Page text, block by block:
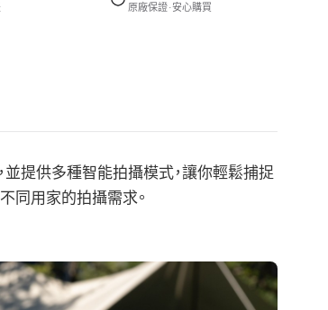
原廠保證 · 安心購買
提供多種智能拍攝模式，讓你輕鬆捕捉
同用家的拍攝需求。